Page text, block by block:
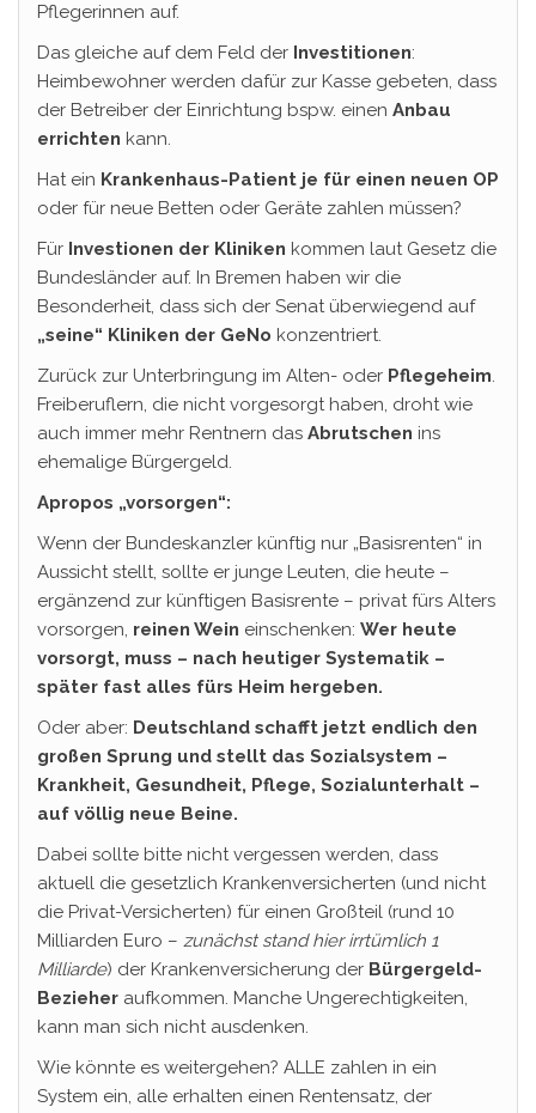
Pflegerinnen auf.
Das gleiche auf dem Feld der Investitionen:
Heimbewohner werden dafür zur Kasse gebeten, dass
der Betreiber der Einrichtung bspw. einen Anbau
errichten kann.
Hat ein Krankenhaus-Patient je für einen neuen OP
oder für neue Betten oder Geräte zahlen müssen?
Für Investionen der Kliniken kommen laut Gesetz die
Bundesländer auf. In Bremen haben wir die
Besonderheit, dass sich der Senat überwiegend auf
„seine“ Kliniken der GeNo konzentriert.
Zurück zur Unterbringung im Alten- oder Pflegeheim.
Freiberuflern, die nicht vorgesorgt haben, droht wie
auch immer mehr Rentnern das Abrutschen ins
ehemalige Bürgergeld.
Apropos „vorsorgen“:
Wenn der Bundeskanzler künftig nur „Basisrenten“ in
Aussicht stellt, sollte er junge Leuten, die heute –
ergänzend zur künftigen Basisrente – privat fürs Alters
vorsorgen, reinen Wein einschenken: Wer heute
vorsorgt, muss – nach heutiger Systematik –
später fast alles fürs Heim hergeben.
Oder aber: Deutschland schafft jetzt endlich den
großen Sprung und stellt das Sozialsystem –
Krankheit, Gesundheit, Pflege, Sozialunterhalt –
auf völlig neue Beine.
Dabei sollte bitte nicht vergessen werden, dass
aktuell die gesetzlich Krankenversicherten (und nicht
die Privat-Versicherten) für einen Großteil (rund 10
Milliarden Euro – zunächst stand hier irrtümlich 1
Milliarde) der Krankenversicherung der Bürgergeld-
Bezieher aufkommen. Manche Ungerechtigkeiten,
kann man sich nicht ausdenken.
Wie könnte es weitergehen? ALLE zahlen in ein
System ein, alle erhalten einen Rentensatz, der